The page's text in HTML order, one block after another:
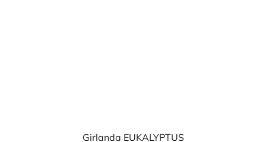
Girlanda EUKALYPTUS